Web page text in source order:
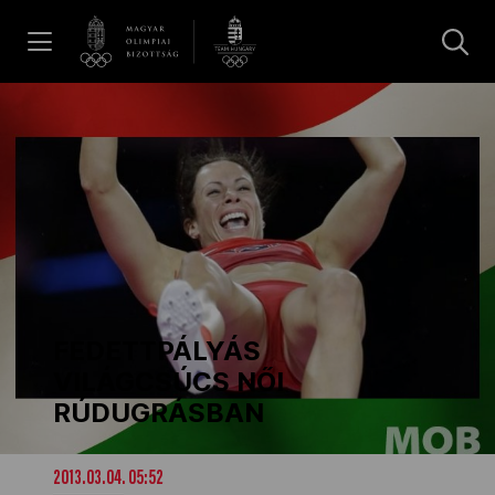
Galéria
Dakar 2026
Los Angeles 2028
MOB
FEDETTPÁLYÁS
VILÁGCSÚCS NŐI
RÚDUGRÁSBAN
2013.03.04. 05:52